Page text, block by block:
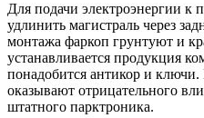
Для подачи электроэнергии к
удлинить магистраль через
монтажа фаркоп грунтуют и
устанавливается продукция
понадобится антикор и
оказывают отрицательного
штатного парктроника.